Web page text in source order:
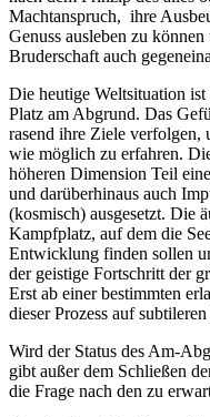
Machtanspruch, ihre
Genuss ausleben zu
Bruderschaft auch
Die heutige Weltsituation
Platz am Abgrund. Das
rasend ihre Ziele verfolgen,
wie möglich zu erfahren.
höheren Dimension Teil
und darüberhinaus auch
(kosmisch) ausgesetzt. Die
Kampfplatz, auf dem die
Entwicklung finden sollen
der geistige Fortschritt der
Erst ab einer bestimmten
dieser Prozess auf
Wird der Status des Am-
gibt außer dem Schließen
die Frage nach den zu